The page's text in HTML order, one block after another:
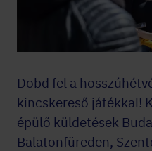
Dobd fel a
kincskereső játékkal!
épülő küldetések
Balatonfüreden,